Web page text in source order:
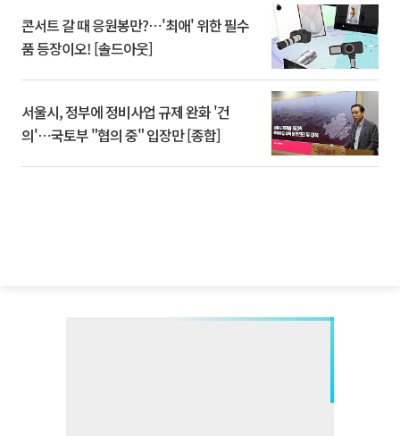
콘서트 갈 때 응원봉만?⋯'최애' 위한 필수
품 등장이오! [솔드아웃]
서울시, 정부에 정비사업 규제 완화 '건
의'⋯국토부 "협의 중" 입장만 [종합]